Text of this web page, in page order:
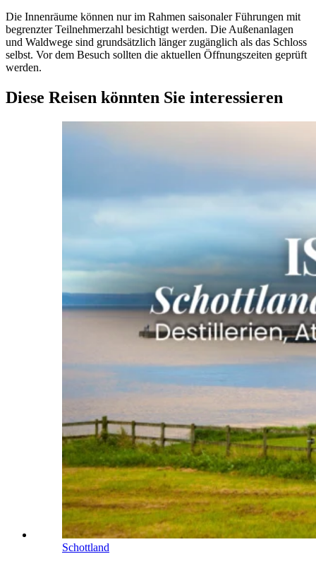
Die Innenräume können nur im Rahmen saisonaler Führungen mit
begrenzter Teilnehmerzahl besichtigt werden. Die Außenanlagen
und Waldwege sind grundsätzlich länger zugänglich als das Schloss
selbst. Vor dem Besuch sollten die aktuellen Öffnungszeiten geprüft
werden.
Diese Reisen könnten Sie interessieren
Schottland